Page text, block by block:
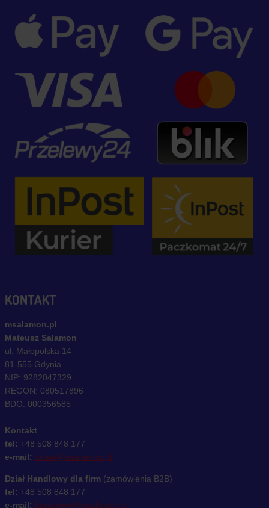
KONTAKT
msalamon.pl
Mateusz Salamon
ul. Małopolska 14
81-555 Gdynia
NIP: 9282047329
REGON: 080517896
BDO: 000356585
Kontakt
tel: +48 508 848 177
e-mail: sklep@msalamon.pl
Dział Handlowy dla firm (zamówienia B2B)
tel: +48 508 848 177
e-mail: handlowy@msalamon.pl